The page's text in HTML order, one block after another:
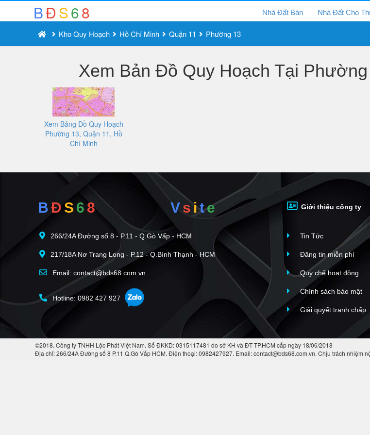
BĐS68 Nhà Đất Bán Nhà Đất Cho
Kho Quy Hoạch Hồ Chí Minh Quận 11 Phường 13
Xem Bản Đồ Quy Hoạch Tại
Xem Bảng Đồ Quy Hoạch
Phường 13, Quận 11, Hồ
Chí Minh
BĐ S 6 8 Vsite
266/24A Đường số 8 - P.11 - Q.Gò Vấp - HCM
217/18A Nơ Trang Long - P.12 - Q.Bình Thạnh - HCM
Email: contact@bds68.com.vn
Hotline: 0982 427 927
Giới thiệu công ty
Tin Tức
Đăng tin miễn phí
Quy chế hoạt động
Chính sách bảo mật
Giải quyết tranh chấp
©2018. Công ty TNHH Lộc Phát Việt Nam. Số ĐKKD: 0315117481 do sở KH và ĐT TP.HCM cấp ngày 18/06/2018
Địa chỉ: 266/24A Đường số 8 P.11 Q.Gò Vấp HCM. Điện thoại: 0982427927. Email: contact@bds68.com.vn. Chịu trách nhiệm